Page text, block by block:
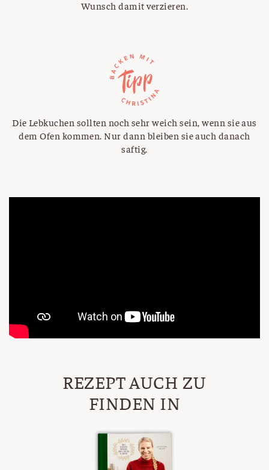
Wunsch damit verzieren.
Die Lebkuchen sollten noch sehr weich sein, wenn sie aus
dem Ofen kommen. Nur dann bleiben sie auch danach
saftig.
REZEPT AUCH ZU
FINDEN IN